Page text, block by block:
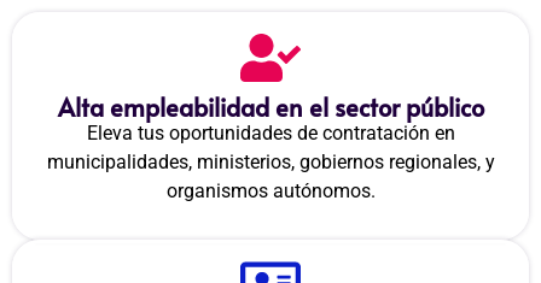
Alta empleabilidad en el sector público
Eleva tus oportunidades de contratación en
municipalidades, ministerios, gobiernos regionales, y
organismos autónomos.